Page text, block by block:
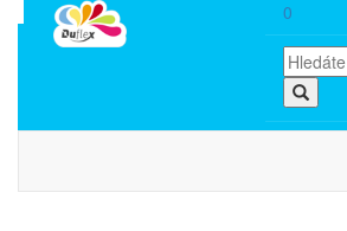
0